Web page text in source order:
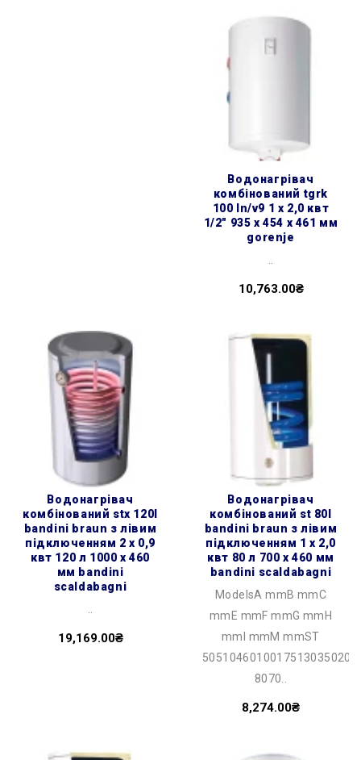
водонагрівач
комбінований tgrk
100 ln/v9 1 х 2,0 квт
1/2″ 935 x 454 x 461 мм
gorenje
..
10,763.00₴
водонагрівач
комбінований stx 120l
bandini braun з лівим
підключенням 2 х 0,9
квт 120 л 1000 x 460
мм bandini
scaldabagni
..
19,169.00₴
водонагрівач
комбінований st 80l
bandini braun з лівим
підключенням 1 х 2,0
квт 80 л 700 x 460 мм
bandini scaldabagni
ModelsA mmB mmC
mmE mmF mmG mmH
mmI mmM mmST
8070..
8,274.00₴